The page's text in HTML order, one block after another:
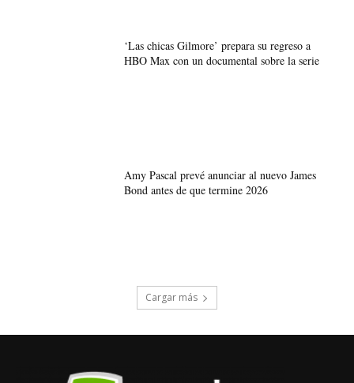
‘Las chicas Gilmore’ prepara su regreso a
HBO Max con un documental sobre la serie
Amy Pascal prevé anunciar al nuevo James
Bond antes de que termine 2026
Cargar más